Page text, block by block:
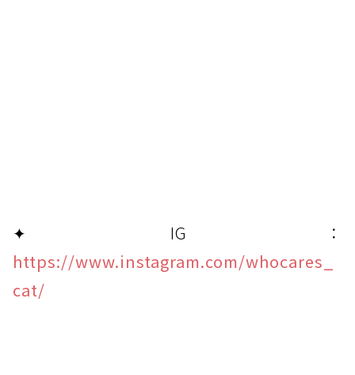
✦ IG：
https://www.instagram.com/whocares_
cat/